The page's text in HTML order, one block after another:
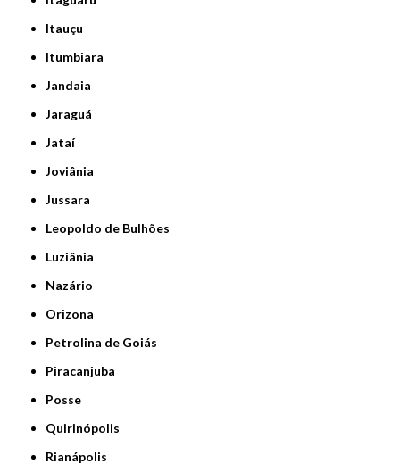
Itauçu
Itumbiara
Jandaia
Jaraguá
Jataí
Joviânia
Jussara
Leopoldo de Bulhões
Luziânia
Nazário
Orizona
Petrolina de Goiás
Piracanjuba
Posse
Quirinópolis
Rianápolis